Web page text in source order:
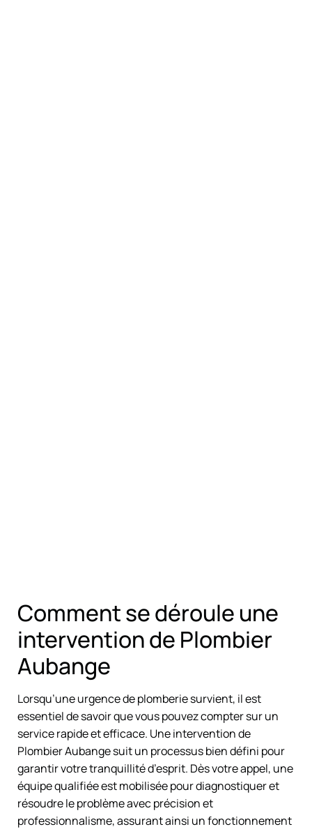
Comment se déroule une
intervention de Plombier
Aubange
Lorsqu’une urgence de plomberie survient, il est
essentiel de savoir que vous pouvez compter sur un
service rapide et efficace. Une intervention de
Plombier Aubange suit un processus bien défini pour
garantir votre tranquillité d’esprit. Dès votre appel, une
équipe qualifiée est mobilisée pour diagnostiquer et
résoudre le problème avec précision et
professionnalisme, assurant ainsi un fonctionnement